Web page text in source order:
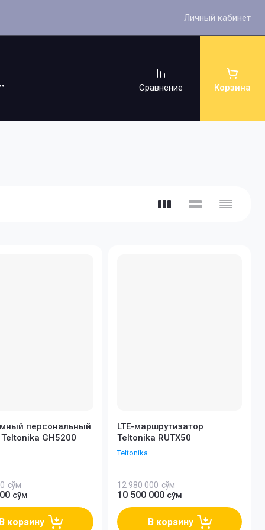
Личный кабинет
Сравнение Корзина
персональный
GH5200
сўм
сўм
В корзину
LTE-маршрутизатор
Teltonika RUTX50
Teltonika
12 980 000 сўм
10 500 000 сўм
В корзину